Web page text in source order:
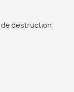
destruction